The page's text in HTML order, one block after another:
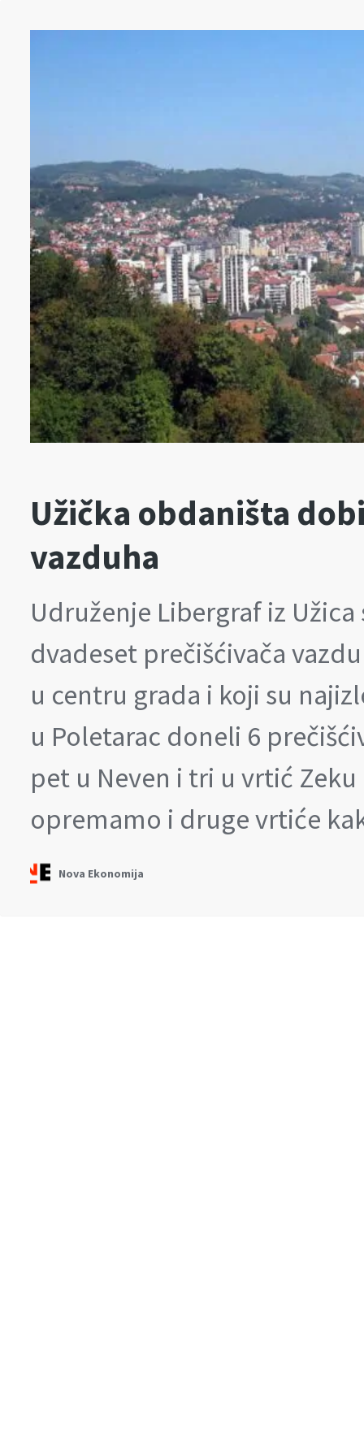
Užička obdaništa
vazduha
Udruženje Libergraf iz
dvadeset prečišćivača
u centru grada i koji su
u Poletarac doneli 6
pet u Neven i tri u vrtić
opremamo i druge vrtiće
Nova Ekonomija